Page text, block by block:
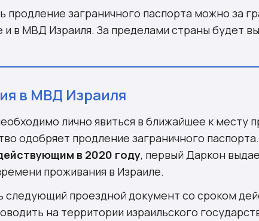
продление заграничного паспорта можно за
и в МВД Израиля. За пределами страны будет
в МВД Израиля
лично явиться в ближайшее к месту
одобряет продление заграничного
в 2020 году, первый Даркон
проживания в Израиле.
следующий проездной документ со сроком
на территории израильского